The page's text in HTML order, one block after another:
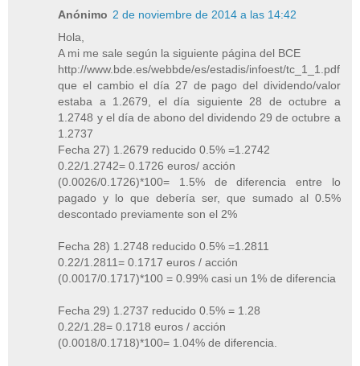
Anónimo 2 de noviembre de 2014 a las 14:42
Hola,
A mi me sale según la siguiente página del BCE
http://www.bde.es/webbde/es/estadis/infoest/tc_1_1.pdf
que el cambio el día 27 de pago del dividendo/valor
estaba a 1.2679, el día siguiente 28 de octubre a
1.2748 y el día de abono del dividendo 29 de octubre a
1.2737
Fecha 27) 1.2679 reducido 0.5% =1.2742
0.22/1.2742= 0.1726 euros/ acción
(0.0026/0.1726)*100= 1.5% de diferencia entre lo
pagado y lo que debería ser, que sumado al 0.5%
descontado previamente son el 2%
Fecha 28) 1.2748 reducido 0.5% =1.2811
0.22/1.2811= 0.1717 euros / acción
(0.0017/0.1717)*100 = 0.99% casi un 1% de diferencia
Fecha 29) 1.2737 reducido 0.5% = 1.28
0.22/1.28= 0.1718 euros / acción
(0.0018/0.1718)*100= 1.04% de diferencia.